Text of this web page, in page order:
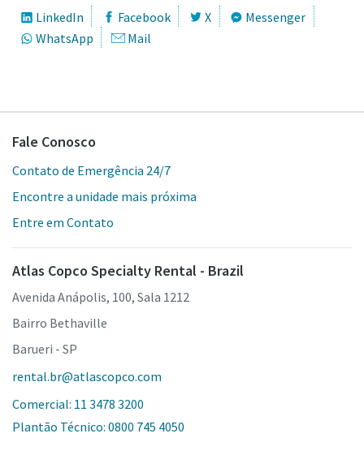
LinkedIn Facebook X
Messenger
WhatsApp
Mail
Fale Conosco
Contato de Emergência 24/7
Encontre a unidade mais próxima
Entre em Contato
Atlas Copco Specialty Rental - Brazil
Avenida Anápolis, 100, Sala 1212
Bairro Bethaville
Barueri - SP
rental.br@atlascopco.com
Comercial: 11 3478 3200
Plantão Técnico: 0800 745 4050